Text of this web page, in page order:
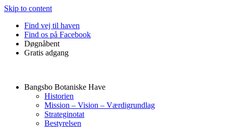
Skip to content
Find vej til haven
Find os på Facebook
Døgnåbent
Gratis adgang
Bangsbo Botaniske Have
Historien
Mission – Vision – Værdigrundlag
Strateginotat
Bestyrelsen